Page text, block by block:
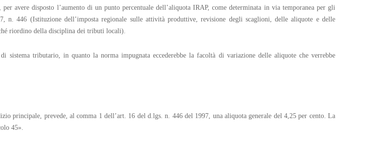
avere disposto l’aumento di un punto percentuale dell’aliquota IRAP, come determinata in via temporanea per gli
n. 446 (Istituzione dell’imposta regionale sulle attività produttive, revisione degli scaglioni, delle aliquote e delle
riordino della disciplina dei tributi locali).
sistema tributario, in quanto la norma impugnata eccederebbe la facoltà di variazione delle aliquote che verrebbe
principale, prevede, al comma 1 dell’art. 16 del d.lgs. n. 446 del 1997, una aliquota generale del 4,25 per cento. La
45».